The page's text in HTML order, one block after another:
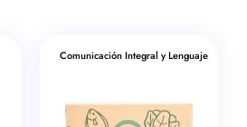
Comunicación Integral y Lenguaje